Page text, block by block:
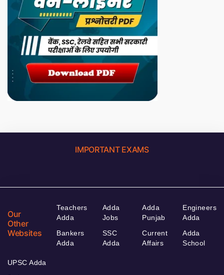
IMPORTANT EXAMS
Our
Other
Websites
Teachers
Adda
Bankers
Adda
Adda
Jobs
SSC
Adda
Adda
Punjab
Current
Affairs
Engineers
Adda
Adda
School
UPSC Adda